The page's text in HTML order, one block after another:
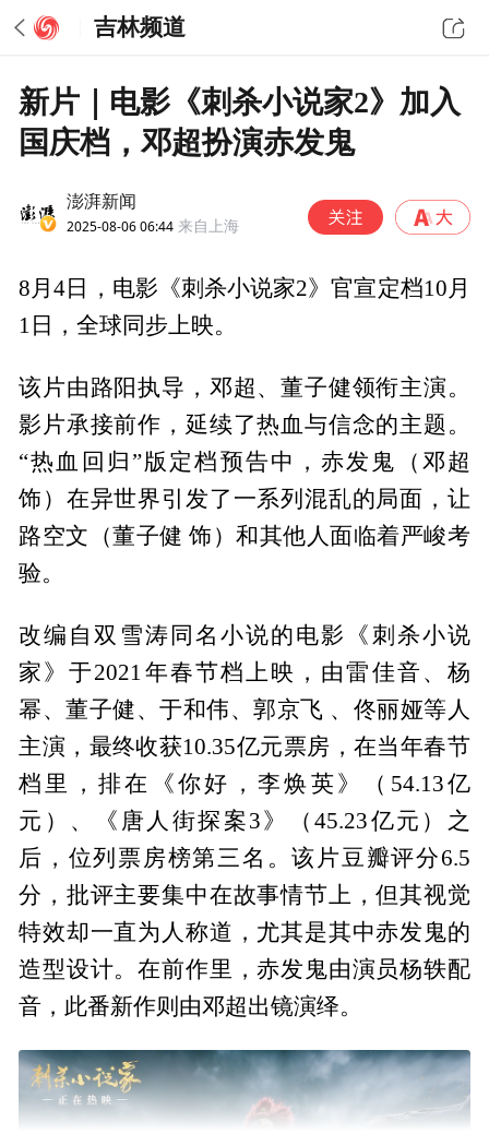
吉林频道
新片｜电影《刺杀小说家2》加入
国庆档，邓超扮演赤发鬼
澎湃新闻
2025-08-06 06:44 来自上海
8月4日，电影《刺杀小说家2》官宣定档10月
1日，全球同步上映。
该片由路阳执导，邓超、董子健领衔主演。
影片承接前作，延续了热血与信念的主题。
“热血回归”版定档预告中，赤发鬼（邓超
饰）在异世界引发了一系列混乱的局面，让
路空文（董子健 饰）和其他人面临着严峻考
验。
改编自双雪涛同名小说的电影《刺杀小说
家》于2021年春节档上映，由雷佳音、杨
幂、董子健、于和伟、郭京飞 、佟丽娅等人
主演，最终收获10.35亿元票房，在当年春节
档里，排在《你好，李焕英》（54.13亿
元）、《唐人街探案3》（45.23亿元）之
后，位列票房榜第三名。该片豆瓣评分6.5
分，批评主要集中在故事情节上，但其视觉
特效却一直为人称道，尤其是其中赤发鬼的
造型设计。在前作里，赤发鬼由演员杨轶配
音，此番新作则由邓超出镜演绎。